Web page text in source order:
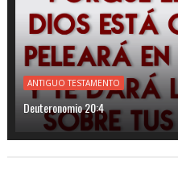
ANTIGUO TESTAMENTO
Deuteronomio 20:4